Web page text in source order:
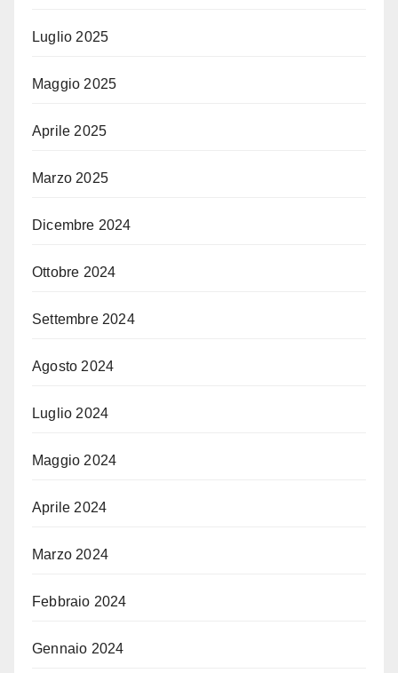
Luglio 2025
Maggio 2025
Aprile 2025
Marzo 2025
Dicembre 2024
Ottobre 2024
Settembre 2024
Agosto 2024
Luglio 2024
Maggio 2024
Aprile 2024
Marzo 2024
Febbraio 2024
Gennaio 2024